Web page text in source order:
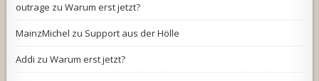
outrage zuWarum erst jetzt?
MainzMichel zu Support aus der Hölle
Addi zuWarum erst jetzt?